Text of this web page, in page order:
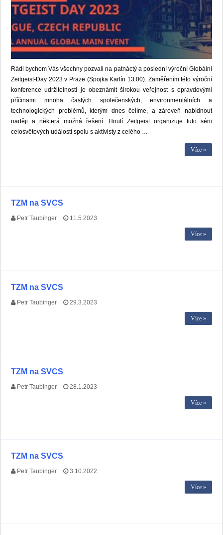
Rádi bychom Vás všechny pozvali na patnáctý a poslední výroční Globální
Zeitgeist-Day 2023 v Praze (Spojka Karlín 13:00). Zaměřením této výroční
konference udržitelnosti je obeznámit širokou veřejnost s opravdovými
příčinami mnoha častých společenských, environmentálních a
technologických problémů, kterým dnes čelíme, a zároveň nabídnout
naději a některá možná řešení. Hnutí Zeitgeist organizuje tuto sérii
celosvětových událostí spolu s aktivisty z celého …
Více »
TZM na SVCS
Petr Taubinger 11.5.2023
Více »
TZM na SVCS
Petr Taubinger 29.3.2023
Více »
TZM na SVCS
Petr Taubinger 28.1.2023
Více »
TZM na SVCS
Petr Taubinger 3.10.2022
Více »